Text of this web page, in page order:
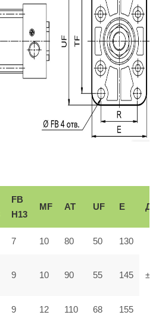
FB
H13
MF AT UF E
7 10 80 50 130
9 10 90 55 145
9 12 110 68 155